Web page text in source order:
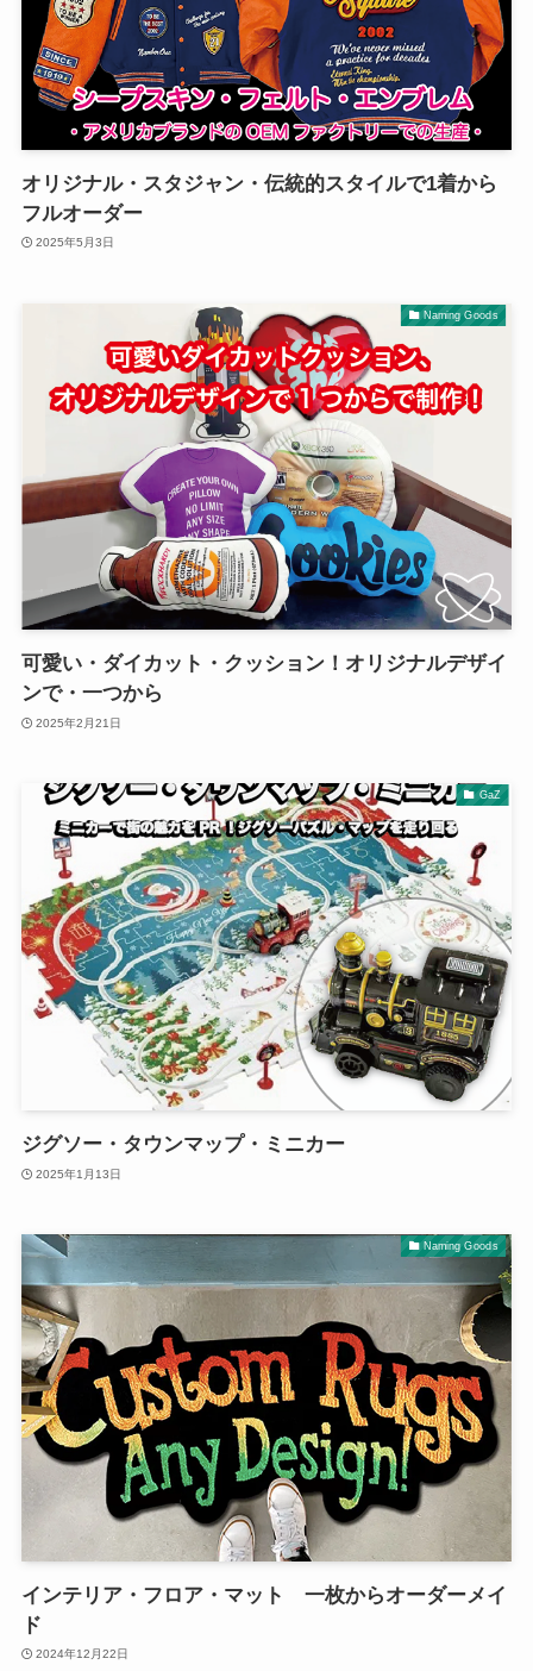
オリジナル・スタジャン・伝統的スタイルで1着から
フルオーダー
2025年5月3日
Naming Goods
可愛い・ダイカット・クッション！オリジナルデザイ
ンで・一つから
2025年2月21日
GaZ
ジグソー・タウンマップ・ミニカー
2025年1月13日
Naming Goods
インテリア・フロア・マット 一枚からオーダーメイ
ド
2024年12月22日